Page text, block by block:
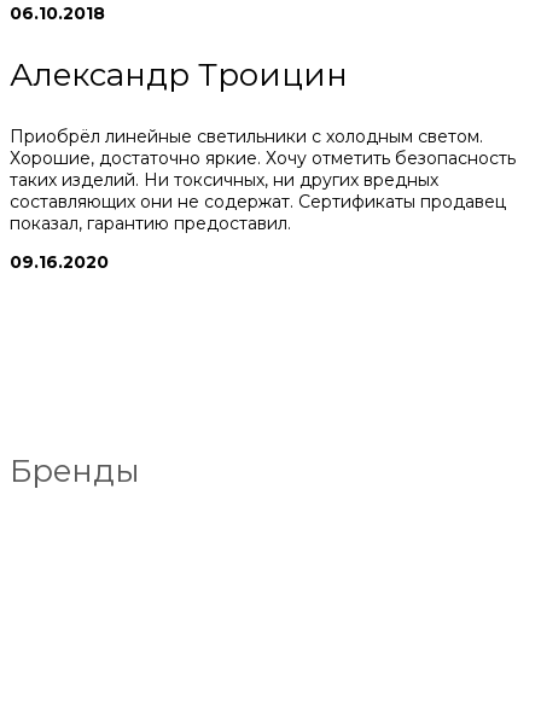
06.10.2018
Александр Троицин
Приобрёл линейные светильники с холодным светом.
Хорошие, достаточно яркие. Хочу отметить безопасность
таких изделий. Ни токсичных, ни других вредных
составляющих они не содержат. Сертификаты продавец
показал, гарантию предоставил.
09.16.2020
Бренды